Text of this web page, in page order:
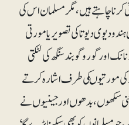
چاہتے ہیں، مگر مسلمان اس کی
دیوی دیوتا کی تصویر یا مورتی
اور گورو گوبند سنگھ کی لٹکتی
کی مورتیوںکی طرف اشارہ کرتے
سکھوں، بدھوں اور جینیوں نے